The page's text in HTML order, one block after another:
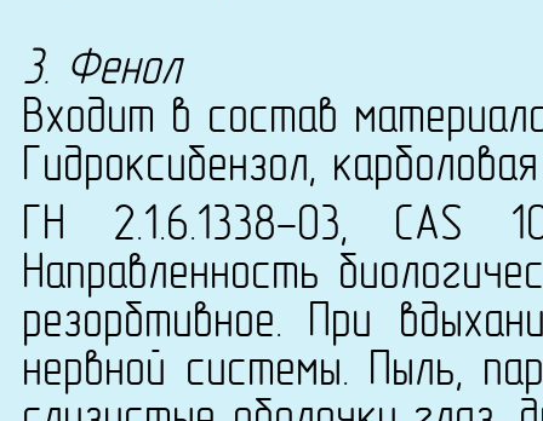
3. Фенол
Входит в состав
Гидроксибензол,
ГН 2.1.6.1338-03, CAS
Направленность
резорбтивное. При
нервной системы. Пыль,